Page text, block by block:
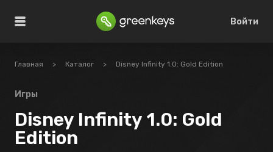
Войти
Главная > Каталог > Disney Infinity 1.0: Gold Edition
Игры
Disney Infinity 1.0: Gold
Edition